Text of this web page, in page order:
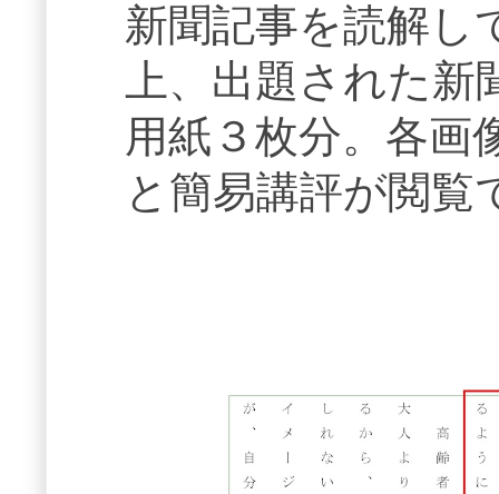
新聞記事を読解し
上、出題された
用紙３枚分。各画
と簡易講評が閲覧